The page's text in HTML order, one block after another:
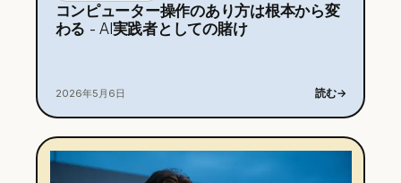
コンピューター操作のあり方は根本から変
わる - AI実践者としての賭け
2026年5月6日 読む→